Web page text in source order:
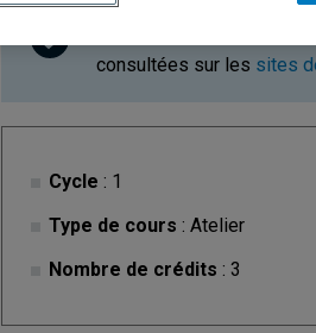
Ce cours est à contenu
consultées sur les sites
Cycle : 1
Type de cours : Atelier
Nombre de crédits : 3